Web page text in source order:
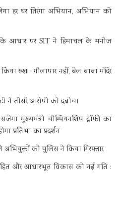
हर घर तिरंगा अभियान, अभियान को
के आधार पर SIT ने हिमाचल के मनोज
रुख : गौलापार नहीं, बेल बाबा मंदिर
ने तीसरे आरोपी को दबोचा
मुख्यमंत्री चौम्पियनशिप ट्रॉफी का
प्रतिभा का प्रदर्शन
को पुलिस ने किया गिरफ्तार
हित और आधारभूत विकास को नई गति :